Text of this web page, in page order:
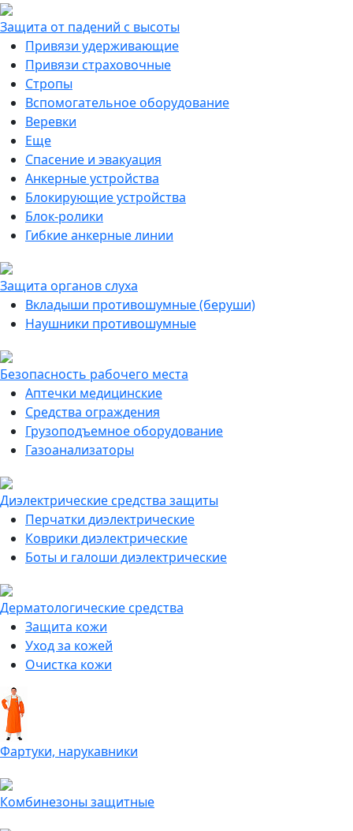
Защита от падений с высоты
Привязи удерживающие
Привязи страховочные
Стропы
Вспомогательное оборудование
Веревки
Еще
Спасение и эвакуация
Анкерные устройства
Блокирующие устройства
Блок-ролики
Гибкие анкерные линии
Защита органов слуха
Вкладыши противошумные (беруши)
Наушники противошумные
Безопасность рабочего места
Аптечки медицинские
Средства ограждения
Грузоподъемное оборудование
Газоанализаторы
Диэлектрические средства защиты
Перчатки диэлектрические
Коврики диэлектрические
Боты и галоши диэлектрические
Дерматологические средства
Защита кожи
Уход за кожей
Очистка кожи
Фартуки, нарукавники
Комбинезоны защитные